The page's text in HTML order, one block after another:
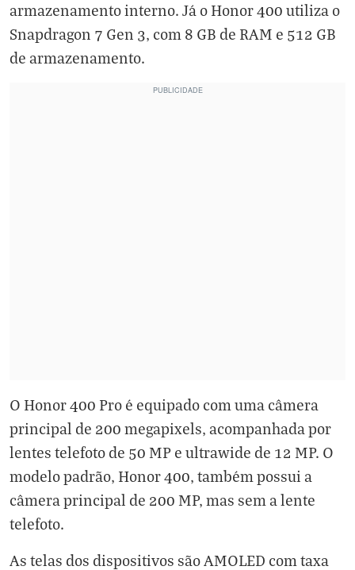
armazenamento interno. Já o Honor 400 utiliza o
Snapdragon 7 Gen 3, com 8 GB de RAM e 512 GB
de armazenamento.
O Honor 400 Pro é equipado com uma câmera
principal de 200 megapixels, acompanhada por
lentes telefoto de 50 MP e ultrawide de 12 MP. O
modelo padrão, Honor 400, também possui a
câmera principal de 200 MP, mas sem a lente
telefoto.
As telas dos dispositivos são AMOLED com taxa